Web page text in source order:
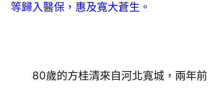
等歸入醫保，惠及寬大蒼生。
80歲的方桂清來自河北寬城，兩年前